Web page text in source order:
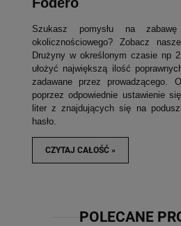
Szukasz pomysłu na
okolicznościowego? Zobacz
Drużyny w określonym czasie np
ułożyć największą ilość
zadawane przez prowadzącego.
poprzez odpowiednie ustawienie
liter z znajdujących się na
hasło.
CZYTAJ CAŁOŚĆ »
POLECANE